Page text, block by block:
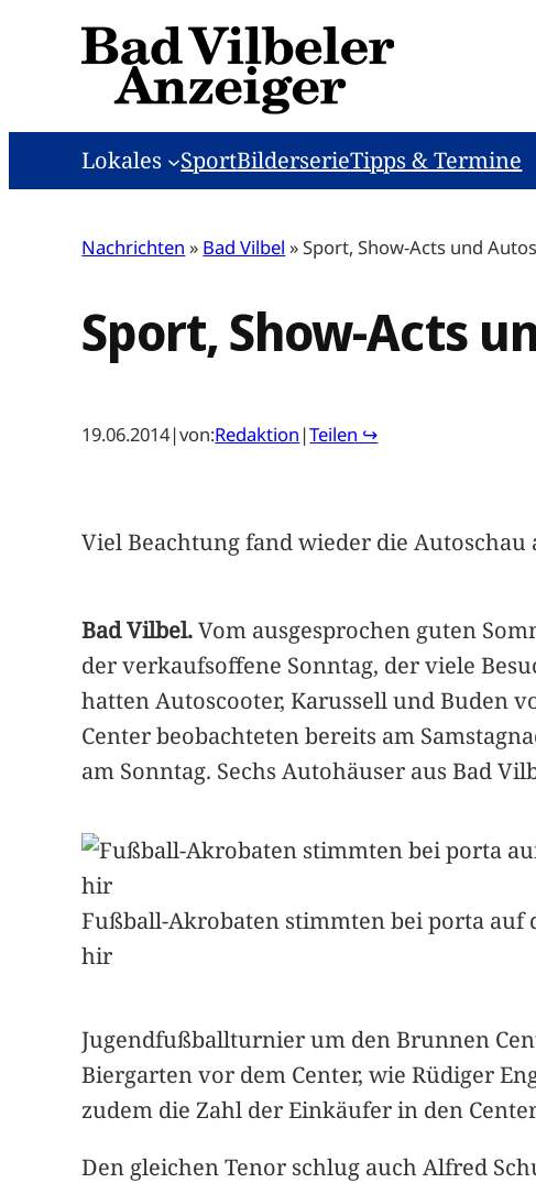
Lokales SportBilderserieTipps & Termine
Nachrichten » Bad Vilbel »Sport, Show-Acts und
Sport, Show-Acts
19.06.2014|von:Redaktion |Teilen ↪
Viel Beachtung fand wieder die
Bad Vilbel.Vom ausgesprochen guten
der verkaufsoffene Sonntag, der viele
hatten Autoscooter, Karussell und Buden
Center beobachteten bereits am
am Sonntag. Sechs Autohäuser aus Bad
Fußball-Akrobaten stimmten bei porta auf
hir
Jugendfußballturnier um den Brunnen
Biergarten vor dem Center, wie Rüdiger
zudem die Zahl der Einkäufer in den
Den gleichen Tenor schlug auch Alfred